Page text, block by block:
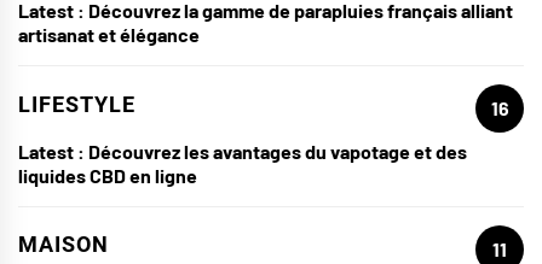
Latest : Découvrez la gamme de parapluies français alliant
artisanat et élégance
LIFESTYLE
16
Latest : Découvrez les avantages du vapotage et des
liquides CBD en ligne
MAISON
11